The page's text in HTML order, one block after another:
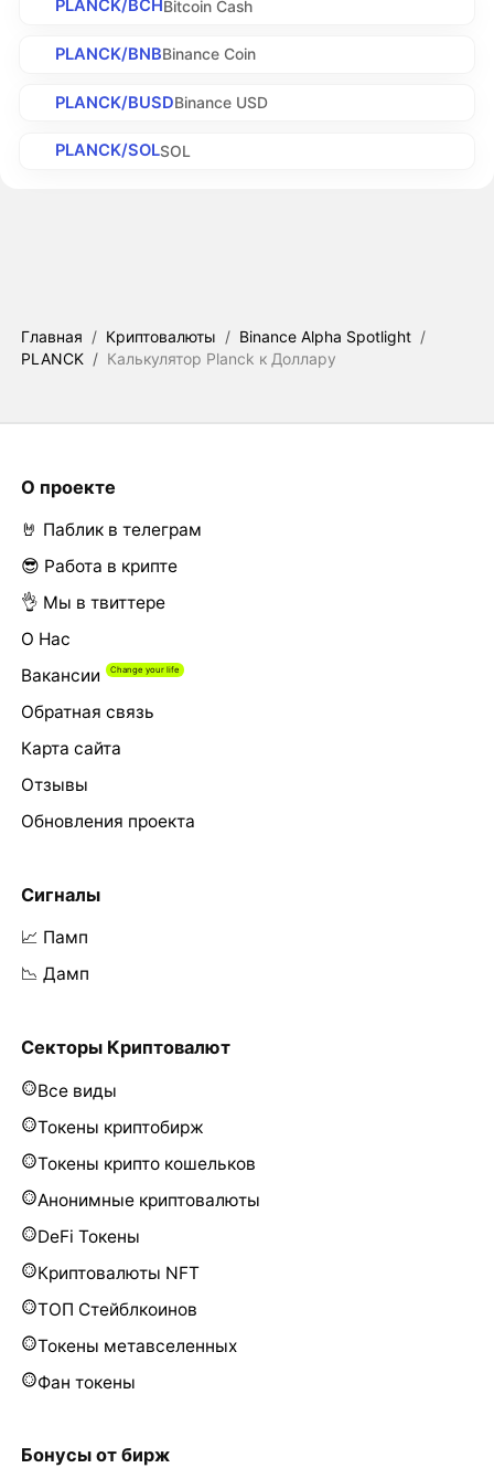
PLANCK/BCH Bitcoin Cash
PLANCK/BNBBinance Coin
PLANCK/BUSDBinance USD
PLANCK/SOLSOL
Главная / Криптовалюты / Binance Alpha Spotlight /
PLANCK / Калькулятор Planck к Доллару
О проекте
🤘 Паблик в телеграм
😎 Работа в крипте
👌 Мы в твиттере
О Нас
Вакансии
Обратная связь
Карта сайта
Отзывы
Обновления проекта
Сигналы
📈 Памп
📉 Дамп
Секторы Криптовалют
Все виды
Токены криптобирж
Токены крипто кошельков
Анонимные криптовалюты
DeFi Токены
Криптовалюты NFT
ТОП Стейблкоинов
Токены метавселенных
Фан токены
Бонусы от бирж